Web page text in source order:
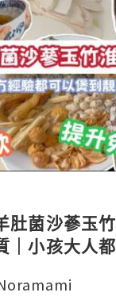
肚菌沙蔘玉
｜小孩大人